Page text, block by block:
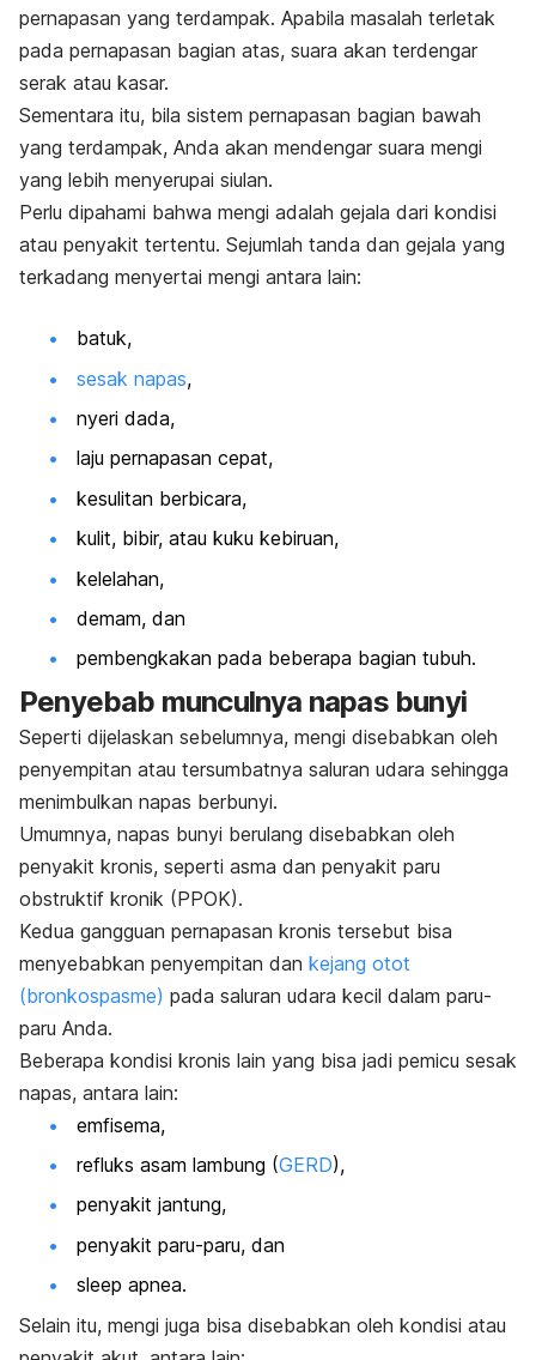
pernapasan yang terdampak. Apabila masalah terletak
pada pernapasan bagian atas, suara akan terdengar
serak atau kasar.
Sementara itu, bila sistem pernapasan bagian bawah
yang terdampak, Anda akan mendengar suara mengi
yang lebih menyerupai siulan.
Perlu dipahami bahwa mengi adalah gejala dari kondisi
atau penyakit tertentu. Sejumlah tanda dan gejala yang
terkadang menyertai mengi antara lain:
batuk,
sesak napas,
nyeri dada,
laju pernapasan cepat,
kesulitan berbicara,
kulit, bibir, atau kuku kebiruan,
kelelahan,
demam, dan
pembengkakan pada beberapa bagian tubuh.
Penyebab munculnya napas bunyi
Seperti dijelaskan sebelumnya, mengi disebabkan oleh
penyempitan atau tersumbatnya saluran udara sehingga
menimbulkan napas berbunyi.
Umumnya, napas bunyi berulang disebabkan oleh
penyakit kronis, seperti asma dan penyakit paru
obstruktif kronik (PPOK).
Kedua gangguan pernapasan kronis tersebut bisa
menyebabkan penyempitan dan kejang otot
(bronkospasme) pada saluran udara kecil dalam paru-
paru Anda.
Beberapa kondisi kronis lain yang bisa jadi pemicu sesak
napas, antara lain:
emfisema,
refluks asam lambung (GERD),
penyakit jantung,
penyakit paru-paru, dan
sleep apnea.
Selain itu, mengi juga bisa disebabkan oleh kondisi atau